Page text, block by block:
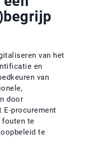
van het
en
van
door
procurement
fouten te
te